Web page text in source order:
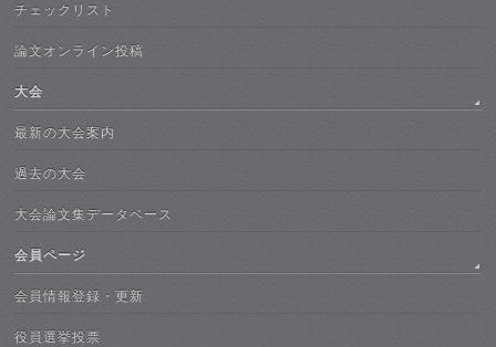
チェックリスト
論文オンライン投稿
大会
最新の大会案内
過去の大会
大会論文集データベース
会員ページ
会員情報登録・更新
役員選挙投票